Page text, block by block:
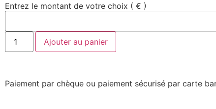
Entrez le montant de votre choix ( € )
Ajouter au panier
Paiement par chèque ou paiement sécurisé par carte